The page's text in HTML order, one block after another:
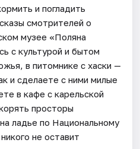
и погладить
смотрителей о
музее «Поляна
с культурой и бытом
в питомнике с хаски —
и сделаете с ними милые
в кафе с карельской
просторы
ладье по Национальному
не оставит